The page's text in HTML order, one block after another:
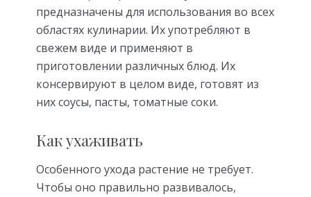
предназначены для использования во всех
областях кулинарии. Их употребляют в
свежем виде и применяют в
приготовлении различных блюд. Их
консервируют в целом виде, готовят из
них соусы, пасты, томатные соки.
Как ухаживать
Особенного ухода растение не требует.
Чтобы оно правильно развивалось,